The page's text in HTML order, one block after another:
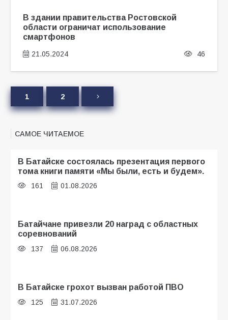
В здании правительства Ростовской
области ограничат использование
смартфонов
21.05.2024 46
1 2
САМОЕ ЧИТАЕМОЕ
В Батайске состоялась презентация первого
тома книги памяти «Мы были, есть и будем».
161 01.08.2026
Батайчане привезли 20 наград с областных
соревнований
137 06.08.2026
В Батайске грохот вызван работой ПВО
125 31.07.2026